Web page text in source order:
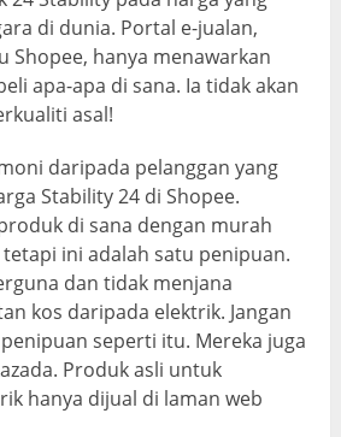
di dunia. Portal e-jualan,
Shopee, hanya menawarkan
apa-apa di sana. Ia tidak akan
asal!
daripada pelanggan yang
Stability 24 di Shopee.
di sana dengan murah
ini adalah satu penipuan.
dan tidak menjana
kos daripada elektrik. Jangan
seperti itu. Mereka juga
Produk asli untuk
hanya dijual di laman web